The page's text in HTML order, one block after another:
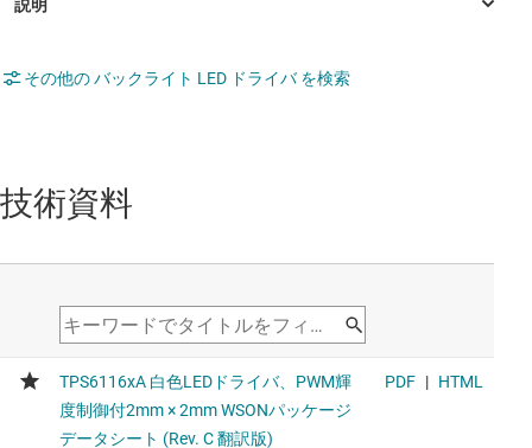
その他の バックライト LED ドライバ を検索
技術資料